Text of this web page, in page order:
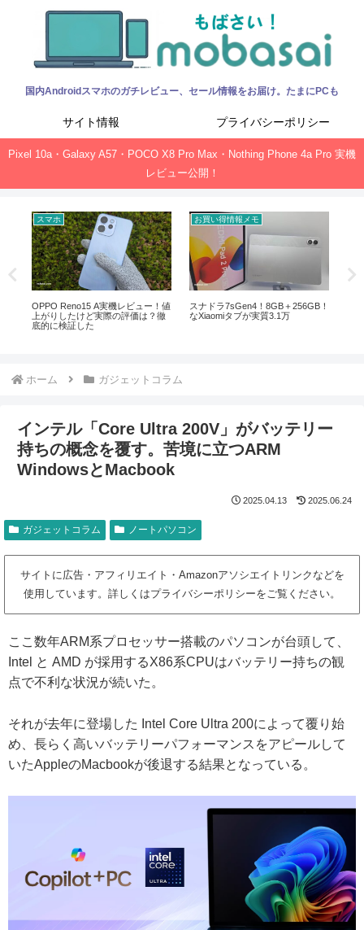
国内Androidスマホのガチレビュー、セール情報をお届け。たまにPCも
サイト情報 プライバシーポリシー
Pixel 10a・Galaxy A57・POCO X8 Pro Max・Nothing Phone 4a Pro 実機
レビュー公開！
スマホ
OPPO Reno15 A実機レビュー！値
上がりしたけど実際の評価は？徹
底的に検証した
お買い得情報メモ
スナドラ7sGen4！8GB＋256GB！
なXiaomiタブが実質3.1万
ホーム ガジェットコラム
インテル「Core Ultra 200V」がバッテリー
持ちの概念を覆す。苦境に立つARM
WindowsとMacbook
2025.04.13 2025.06.24
ガジェットコラム ノートパソコン
サイトに広告・アフィリエイト・Amazonアソシエイトリンクなどを
使用しています。詳しくはプライバシーポリシーをご覧ください。
ここ数年ARM系プロセッサー搭載のパソコンが台頭して、
Intel と AMD が採用するX86系CPUはバッテリー持ちの観
点で不利な状況が続いた。
それが去年に登場した Intel Core Ultra 200によって覆り始
め、長らく高いバッテリーパフォーマンスをアピールして
いたAppleのMacbookが後退する結果となっている。